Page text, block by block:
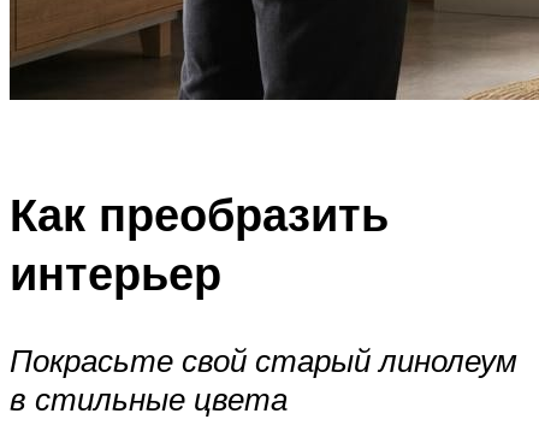
Как преобразить
интерьер
Покрасьте свой старый линолеум
в стильные цвета